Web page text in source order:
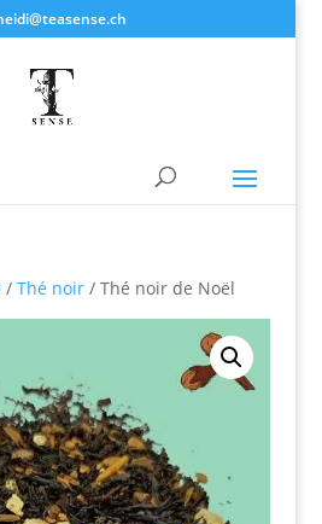
/ Thé noir/ Thé noir de Noël